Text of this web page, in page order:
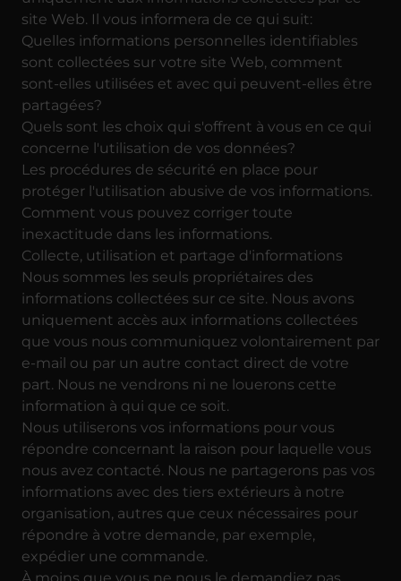
site Web. Il vous informera de ce qui suit:
Quelles informations personnelles identifiables
sont collectées sur votre site Web, comment
sont-elles utilisées et avec qui peuvent-elles être
partagées?
Quels sont les choix qui s'offrent à vous en ce qui
concerne l'utilisation de vos données?
Les procédures de sécurité en place pour
protéger l'utilisation abusive de vos informations.
Comment vous pouvez corriger toute
inexactitude dans les informations.
Collecte, utilisation et partage d'informations
Nous sommes les seuls propriétaires des
informations collectées sur ce site. Nous avons
uniquement accès aux informations collectées
que vous nous communiquez volontairement par
e-mail ou par un autre contact direct de votre
part. Nous ne vendrons ni ne louerons cette
information à qui que ce soit.
Nous utiliserons vos informations pour vous
répondre concernant la raison pour laquelle vous
nous avez contacté. Nous ne partagerons pas vos
informations avec des tiers extérieurs à notre
organisation, autres que ceux nécessaires pour
répondre à votre demande, par exemple,
expédier une commande.